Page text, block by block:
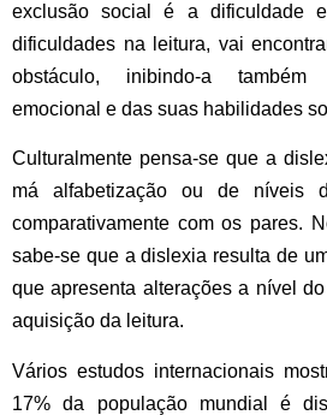
exclusão social é a dificuldade
dificuldades na leitura, vai
obstáculo, inibindo-a também
emocional e das suas habilidades
Culturalmente pensa-se que a
má alfabetização ou de níveis
comparativamente com os pares.
sabe-se que a dislexia resulta de
que apresenta alterações a nível
aquisição da leitura.
Vários estudos internacionais
17% da população mundial é